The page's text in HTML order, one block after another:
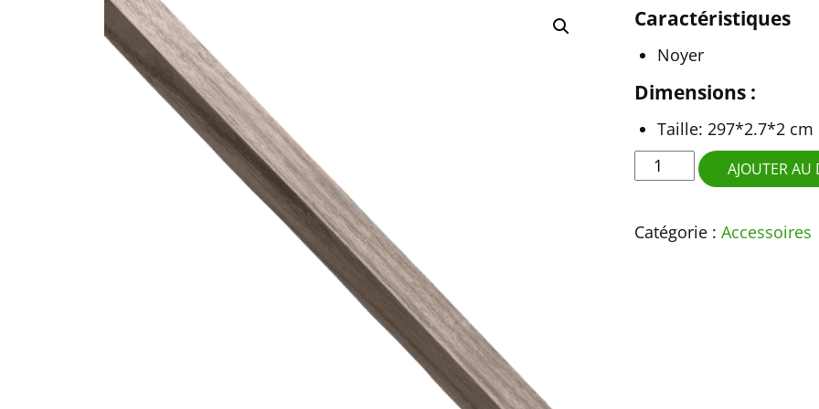
Caractéristiques
Noyer
Dimensions :
Taille: 297*2.7*2 cm
quantité
de
de
AJOUTER AU
Catégorie :Accessoires